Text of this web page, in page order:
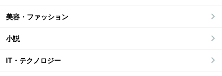
美容・ファッション
小説
IT・テクノロジー